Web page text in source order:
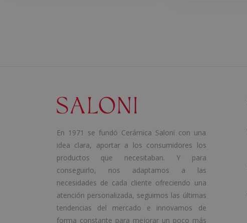
En 1971 se fundó Cerámica Saloni con una
idea clara, aportar a los consumidores los
productos que necesitaban. Y para
conseguirlo, nos adaptamos a las
necesidades de cada cliente ofreciendo una
atención personalizada, seguimos las últimas
tendencias del mercado e innovamos de
forma constante para mejorar un poco más